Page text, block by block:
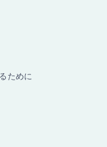
ために